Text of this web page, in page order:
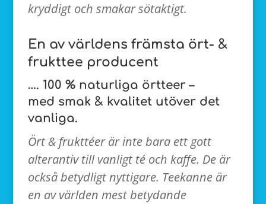
kryddigt och smakar sötaktigt.
En av världens främsta ört- &
frukttee producent
…. 100 % naturliga örtteer –
med smak & kvalitet utöver det
vanliga.
Ört & frukttéer är inte bara ett gott
alterantiv till vanligt té och kaffe. De är
också betydligt nyttigare. Teekanne är
en av världen mest betydande